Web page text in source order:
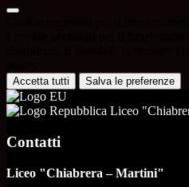
Accetta tutti Salva le preferenze
Liceo
Contatti
Liceo "Chiabrera – Martini"